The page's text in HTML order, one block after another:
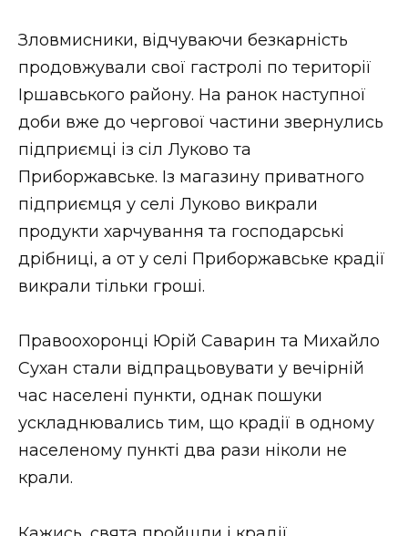
Зловмисники, відчуваючи безкарність
продовжували свої гастролі по території
Іршавського району. На ранок наступної
доби вже до чергової частини звернулись
підприємці із сіл Луково та
Приборжавське. Із магазину приватного
підприємця у селі Луково викрали
продукти харчування та господарські
дрібниці, а от у селі Приборжавське крадії
викрали тільки гроші.
Правоохоронці Юрій Саварин та Михайло
Сухан стали відпрацьовувати у вечірній
час населені пункти, однак пошуки
ускладнювались тим, що крадії в одному
населеному пункті два рази ніколи не
крали.